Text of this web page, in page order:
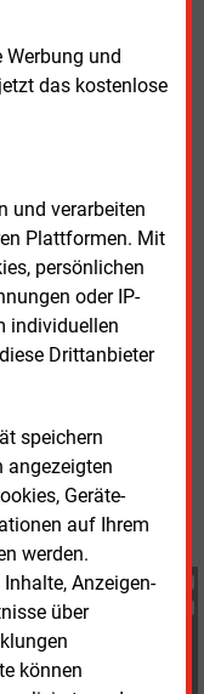
Werbung und
das kostenlose
und verarbeiten
Plattformen. Mit
persönlichen
oder IP-
individuellen
Drittanbieter
speichern
angezeigten
Geräte-
auf Ihrem
werden.
Anzeigen-
über
können
entwickelt,
Hambach,
der Redaktion.
formuliert
dann von
Objects
davon aus, dass
an dem alle
„Es wird ein
ja auch der
Wilhelm
(0) 6007 9396075
und-